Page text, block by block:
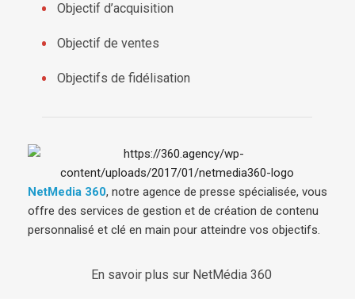
Objectif d’acquisition
Objectif de ventes
Objectifs de fidélisation
NetMedia 360, notre agence de presse spécialisée, vous
offre des services de gestion et de création de contenu
personnalisé et clé en main pour atteindre vos objectifs.
En savoir plus sur NetMédia 360